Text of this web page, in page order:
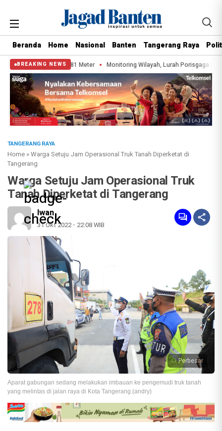
Beranda Home Nasional Banten Tangerang Raya
BREAKING NEWS
81 Meter Monitoring Wilayah, Lurah Porisgaga Baru Imbau
TANGERANG RAYA
Home »Warga Setuju Jam Operasional Truk Tanah Diperketat di
Tangerang
Warga Setuju Jam Operasional Truk
Tanah Diperketat di Tangerang
Iwan
31 Okt 2022 - 22:08 WIB
Perbesar
Aparat gabungan sedang melakukan imbauan ke pengemudi truk tanah
yang melintas di jalan raya di Kota Tangerang.(andry)